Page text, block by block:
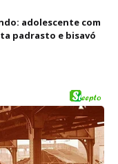
adolescente com
padrasto e bisavó